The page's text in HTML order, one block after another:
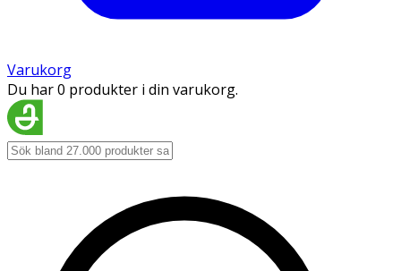
Varukorg
Du har 0 produkter i din varukorg.